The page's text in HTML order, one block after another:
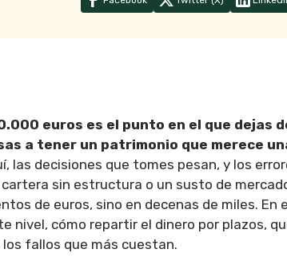
euros es el punto en el que dejas
a tener un patrimonio que merece
las decisiones que tomes pesan, y los
cartera sin estructura o un susto de
de euros, sino en decenas de miles. En
nivel, cómo repartir el dinero por plazos,
los fallos que más cuestan.